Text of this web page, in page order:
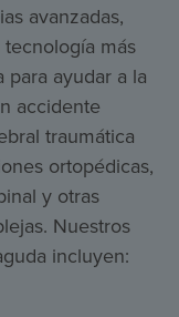
avanzadas,
más
para ayudar a la
accidente
traumática
ortopédicas,
y otras
Nuestros
incluyen: